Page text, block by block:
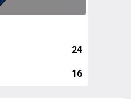
24
16